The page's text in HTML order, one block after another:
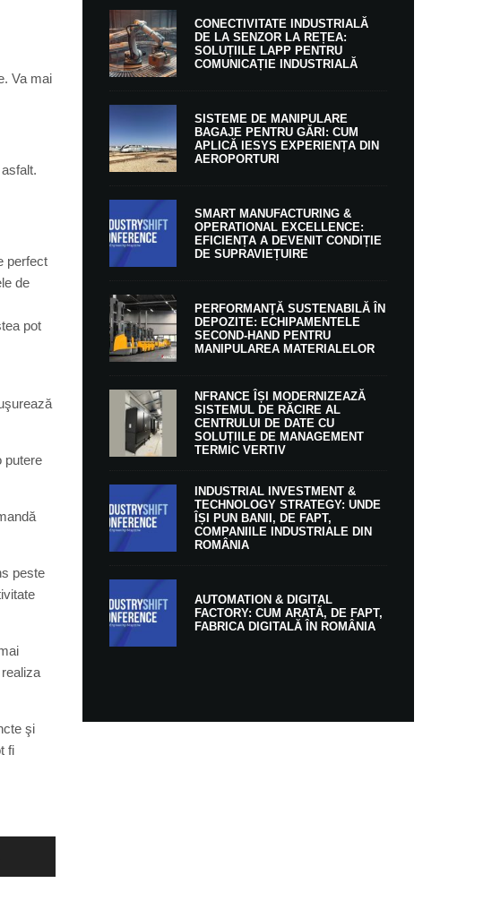
Va mai
perfect
de
pot
putere
peste
şi
fi
CONECTIVITATE INDUSTRIALĂ
DE LA SENZOR LA REȚEA:
SOLUȚIILE LAPP PENTRU
COMUNICAȚIE INDUSTRIALĂ
SISTEME DE MANIPULARE
BAGAJE PENTRU GĂRI: CUM
APLICĂ IESYS EXPERIENȚA DIN
AEROPORTURI
SMART MANUFACTURING &
OPERATIONAL EXCELLENCE:
EFICIENȚA A DEVENIT CONDIȚIE
DE SUPRAVIEȚUIRE
PERFORMANŢĂ SUSTENABILĂ ÎN
DEPOZITE: ECHIPAMENTELE
SECOND-HAND PENTRU
MANIPULAREA MATERIALELOR
NFRANCE ÎȘI MODERNIZEAZĂ
SISTEMUL DE RĂCIRE AL
CENTRULUI DE DATE CU
SOLUȚIILE DE MANAGEMENT
TERMIC VERTIV
INDUSTRIAL INVESTMENT &
TECHNOLOGY STRATEGY: UNDE
ÎȘI PUN BANII, DE FAPT,
COMPANIILE INDUSTRIALE DIN
ROMÂNIA
AUTOMATION & DIGITAL
FACTORY: CUM ARATĂ, DE FAPT,
FABRICA DIGITALĂ ÎN ROMÂNIA